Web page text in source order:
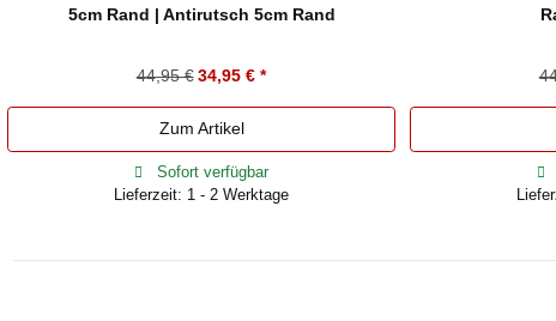
5cm Rand | Antirutsch 5cm Rand
44,95 € 34,95 €*
Zum Artikel
Sofort verfügbar
Lieferzeit: 1 - 2 Werktage